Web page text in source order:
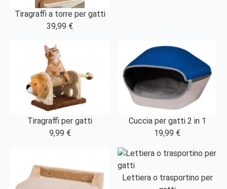
Tiragraffi a torre per gatti
39,99 €
Tiragraffi per gatti
9,99 €
Cuccia per gatti 2 in 1
19,99 €
Lettiera o trasportino per